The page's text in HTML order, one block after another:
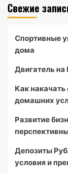
Свежие
Спортивные
дома
Двигатель на
Как накачать
домашних
Развитие
Депозиты
условия и